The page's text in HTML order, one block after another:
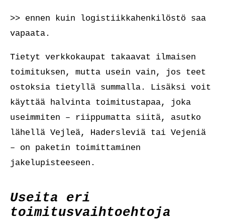
>> ennen kuin logistiikkahenkilöstö saa
vapaata.
Tietyt verkkokaupat takaavat ilmaisen
toimituksen, mutta usein vain, jos teet
ostoksia tietyllä summalla. Lisäksi voit
käyttää halvinta toimitustapaa, joka
useimmiten – riippumatta siitä, asutko
lähellä Vejleä, Hadersleviä tai Vejeniä
– on paketin toimittaminen
jakelupisteeseen.
Useita eri
toimitusvaihtoehtoja